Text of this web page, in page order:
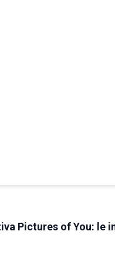
Pictures of You: le